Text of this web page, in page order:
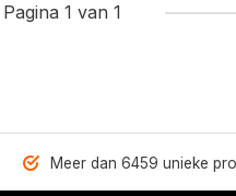
Pagina 1 van 1
Meer dan 6459 unieke